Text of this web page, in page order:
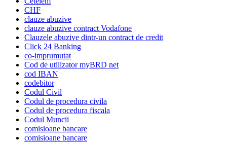
CHF
clauze abuzive
clauze abuzive contract Vodafone
Clauzele abuzive dintr-un contract de credit
Click 24 Banking
co-imprumutat
Cod de utilizator myBRD net
cod IBAN
codebitor
Codul Civil
Codul de procedura civila
Codul de procedura fiscala
Codul Muncii
comisioane bancare
comisioane bancare